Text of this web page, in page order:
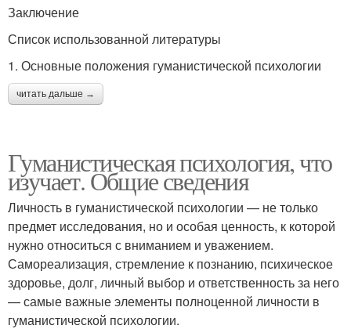
Заключение
Список использованной литературы
1. Основные положения гуманистической психологии
читать дальше →
Гуманистическая психология, что
изучает. Общие сведения
Личность в гуманистической психологии — не только
предмет исследования, но и особая ценность, к которой
нужно относиться с вниманием и уважением.
Самореализация, стремление к познанию, психическое
здоровье, долг, личный выбор и ответственность за него
— самые важные элементы полноценной личности в
гуманистической психологии.